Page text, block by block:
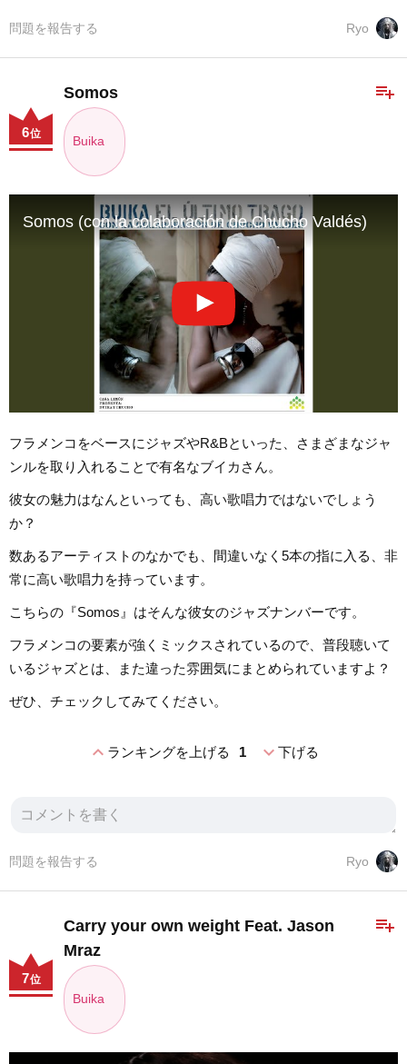
Ryo
問題を報告する
playlist_add
Somos
Buika
6位
Somos (con la colaboración de Chucho Valdés)
フラメンコをベースにジャズやR&Bといった、さまざまなジャ
ンルを取り入れることで有名なブイカさん。
彼女の魅力はなんといっても、高い歌唱力ではないでしょう
か？
数あるアーティストのなかでも、間違いなく5本の指に入る、非
常に高い歌唱力を持っています。
こちらの『Somos』はそんな彼女のジャズナンバーです。
フラメンコの要素が強くミックスされているので、普段聴いて
いるジャズとは、また違った雰囲気にまとめられていますよ？
ぜひ、チェックしてみてください。
expand_lessランキングを上げる 1 expand_more下げる
Ryo
問題を報告する
playlist_add
Carry your own weight Feat. Jason
Mraz
Buika
7位